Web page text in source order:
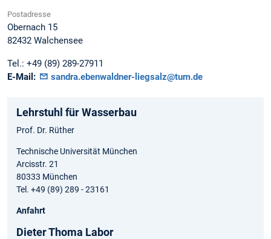
Postadresse
Obernach 15
82432 Walchensee
Tel.: +49 (89) 289-27911
E-Mail:
sandra.ebenwaldner-liegsalz@tum.de
Lehrstuhl für Wasserbau
Prof. Dr. Rüther
Technische Universität München
Arcisstr. 21
80333 München
Tel. +49 (89) 289 - 23161
Anfahrt
Dieter Thoma Labor